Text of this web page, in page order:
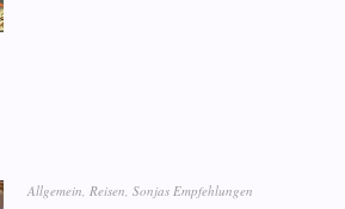
Allgemein,Reisen,Sonjas Empfehlungen